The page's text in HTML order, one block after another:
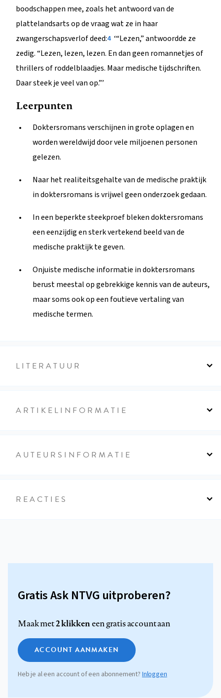
boodschappen mee, zoals het antwoord van de
plattelandsarts op de vraag wat ze in haar
zwangerschapsverlof deed:4 ‘“Lezen,” antwoordde ze
zedig. “Lezen, lezen, lezen. En dan geen romannetjes of
thrillers of roddelblaadjes. Maar medische tijdschriften.
Daar steek je veel van op.”’
Leerpunten
Doktersromans verschijnen in grote oplagen en
worden wereldwijd door vele miljoenen personen
gelezen.
Naar het realiteitsgehalte van de medische praktijk
in doktersromans is vrijwel geen onderzoek gedaan.
In een beperkte steekproef bleken doktersromans
een eenzijdig en sterk vertekend beeld van de
medische praktijk te geven.
Onjuiste medische informatie in doktersromans
berust meestal op gebrekkige kennis van de auteurs,
maar soms ook op een foutieve vertaling van
medische termen.
LITERATUUR
ARTIKELINFORMATIE
AUTEURSINFORMATIE
REACTIES
Gratis Ask NTVG uitproberen?
Maak met2 klikkeneen gratis account aan
ACCOUNT AANMAKEN
Heb je al een account of een abonnement?Inloggen